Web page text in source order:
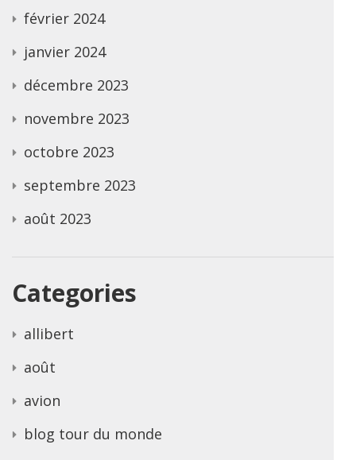
février 2024
janvier 2024
décembre 2023
novembre 2023
octobre 2023
septembre 2023
août 2023
Categories
allibert
août
avion
blog tour du monde